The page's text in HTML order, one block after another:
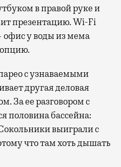
в правой руке и
презентацию. Wi-Fi
офис у воды из мема
с узнаваемыми
другая деловая
За ее разговором с
половина бассейна:
выиграли с
что там хоть дышать